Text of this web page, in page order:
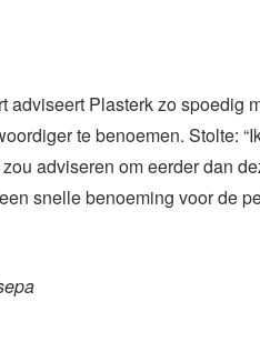
adviseert Plasterk zo spoedig
te benoemen. Stolte:
adviseren om eerder dan
snelle benoeming voor de